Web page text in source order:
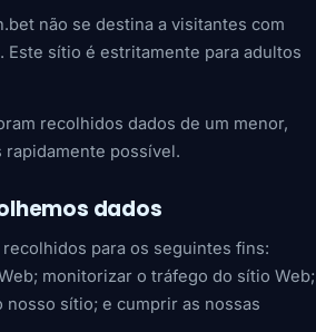
não se destina a visitantes com
Este sítio é estritamente para adultos
recolhidos dados de um menor,
possível.
dados
para os seguintes fins:
monitorizar o tráfego do sítio Web;
nosso sítio; e cumprir as nossas